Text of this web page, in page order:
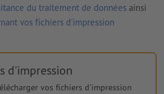
du traitement de données ainsi
vos fichiers d'impression
d'impression
vos fichiers d'impression